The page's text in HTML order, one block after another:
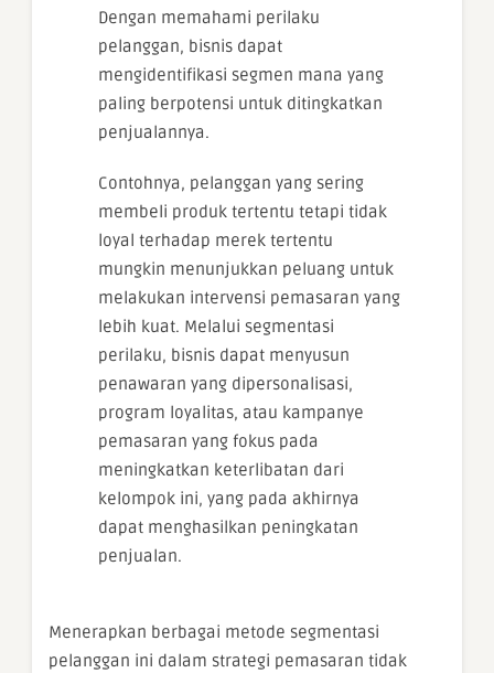
Dengan memahami perilaku
pelanggan, bisnis dapat
mengidentifikasi segmen mana yang
paling berpotensi untuk ditingkatkan
penjualannya.
Contohnya, pelanggan yang sering
membeli produk tertentu tetapi tidak
loyal terhadap merek tertentu
mungkin menunjukkan peluang untuk
melakukan intervensi pemasaran yang
lebih kuat. Melalui segmentasi
perilaku, bisnis dapat menyusun
penawaran yang dipersonalisasi,
program loyalitas, atau kampanye
pemasaran yang fokus pada
meningkatkan keterlibatan dari
kelompok ini, yang pada akhirnya
dapat menghasilkan peningkatan
penjualan.
Menerapkan berbagai metode segmentasi
pelanggan ini dalam strategi pemasaran tidak